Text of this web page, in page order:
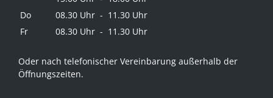
Do
08.30 Uhr - 11.30 Uhr
Fr
08.30 Uhr - 11.30 Uhr
Oder nach telefonischer Vereinbarung außerhalb der
Öffnungszeiten.